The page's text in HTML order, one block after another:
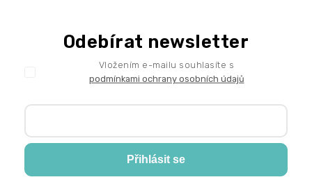
Odebírat newsletter
Vložením e-mailu souhlasíte s
podmínkami ochrany osobních údajů
Přihlásit se